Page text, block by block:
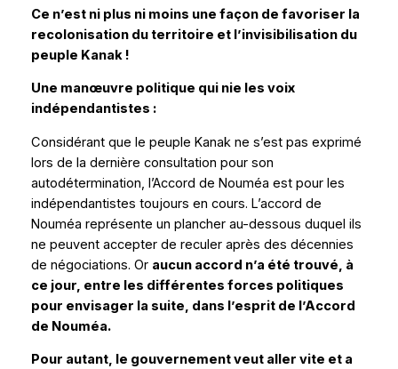
Ce n’est ni plus ni moins une façon de favoriser la
recolonisation du territoire et l’invisibilisation du
peuple Kanak !
Une manœuvre politique qui nie les voix
indépendantistes :
Considérant que le peuple Kanak ne s’est pas exprimé
lors de la dernière consultation pour son
autodétermination, l’Accord de Nouméa est pour les
indépendantistes toujours en cours. L’accord de
Nouméa représente un plancher au-dessous duquel ils
ne peuvent accepter de reculer après des décennies
de négociations. Or aucun accord n’a été trouvé, à
ce jour, entre les différentes forces politiques
pour envisager la suite, dans l’esprit de l’Accord
de Nouméa.
Pour autant, le gouvernement veut aller vite et a